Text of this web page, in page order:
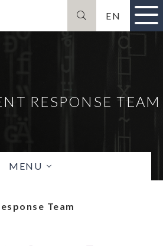
EN
RESPONSE TEAM
MENU
Team